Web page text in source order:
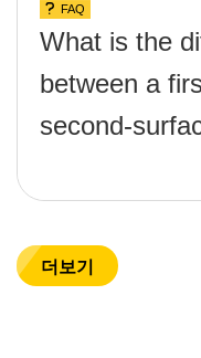
FAQ
What is the
between a
second-
더보기